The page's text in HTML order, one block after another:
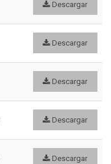
Descargar
Descargar
Descargar
Descargar
Descargar